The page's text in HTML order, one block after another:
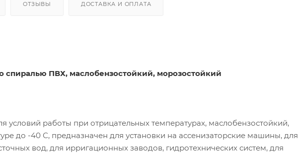
ОТЗЫВЫ ДОСТАВКА И ОПЛАТА
ПВХ, маслобензостойкий, морозостойкий
работы при отрицательных температурах, маслобензостойкий,
до -40 С, предназначен для установки на ассенизаторские машины, для
вод, для ирригационных заводов, гидротехнических систем, для